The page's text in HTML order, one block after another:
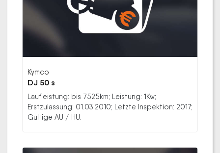
Kymco
DJ 50 s
Laufleistung: bis 7525km; Leistung: 1Kw;
Erstzulassung: 01.03.2010; Letzte Inspektion: 2017;
Gültige AU / HU: